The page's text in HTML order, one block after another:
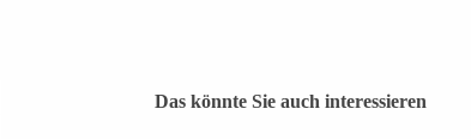
Das könnte Sie auch interessieren